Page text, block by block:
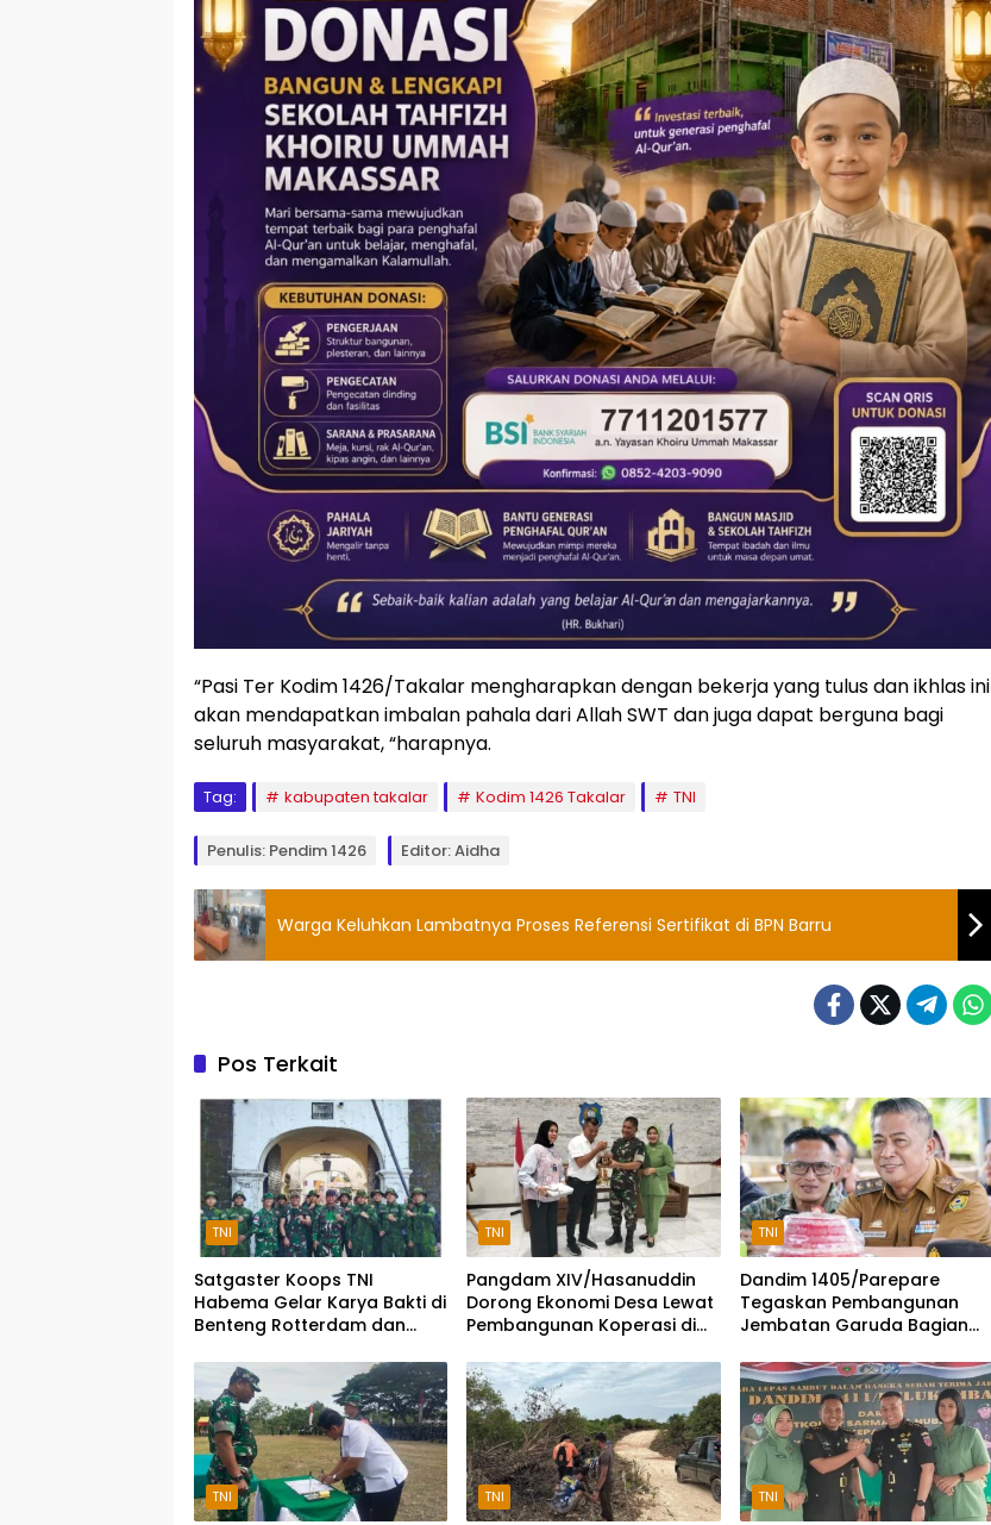
“Pasi Ter Kodim 1426/Takalar mengharapkan dengan bekerja yang tulus dan ikhlas ini
akan mendapatkan imbalan pahala dari Allah SWT dan juga dapat berguna bagi
seluruh masyarakat, “harapnya.
Tag: kabupaten takalar Kodim 1426 Takalar TNI
Penulis: Pendim 1426 Editor: Aidha
Warga Keluhkan Lambatnya Proses Referensi Sertifikat di BPN Barru
Pos Terkait
TNI
Satgaster Koops TNI
Habema Gelar Karya Bakti di
Benteng Rotterdam dan
Diponegoro
TNI
Pangdam XIV/Hasanuddin
Dorong Ekonomi Desa Lewat
Pembangunan Koperasi di
TNI
Dandim 1405/Parepare
Tegaskan Pembangunan
Jembatan Garuda Bagian
TNI TNI TNI